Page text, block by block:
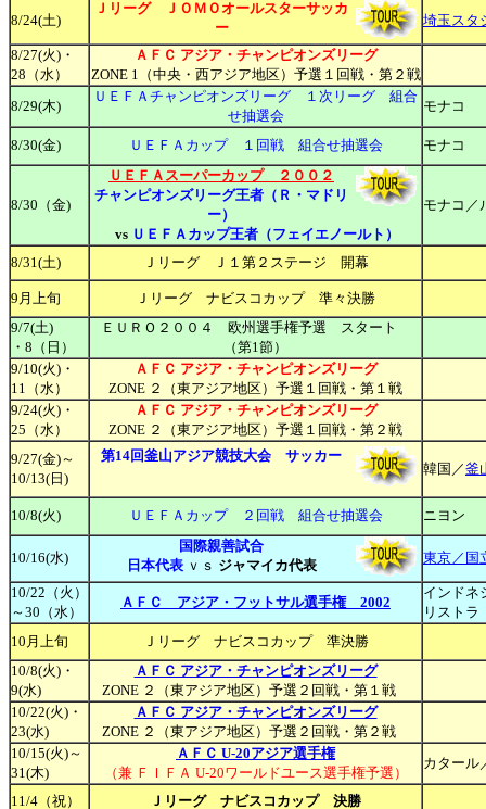
8/24(土)
Ｊリーグ ＪＯＭＯオールスターサッカ
ー
埼玉スタ
8/27(火)・
28（水）
ＡＦＣ アジア・チャンピオンズリーグ
ZONE 1（中央・西アジア地区）予選１回戦・第２戦
8/29(木)
ＵＥＦＡチャンピオンズリーグ １次リーグ 組合
せ抽選会
モナコ
8/30(金) ＵＥＦＡカップ １回戦 組合せ抽選会 モナコ
8/30（金)
ＵＥＦＡ スーパーカップ ２００２
チャンピオンズリーグ王者（Ｒ・マドリ
ー）
vs ＵＥＦＡカップ王者（フェイエノールト）
モナコ／
8/31(土) Ｊリーグ Ｊ１第２ステージ 開幕
9月上旬
Ｊリーグ ナビスコカップ 準々決勝
9/7(土)
・8（日）
ＥＵＲＯ２００４ 欧州選手権予選 スタート
（第1節）
9/10(火)・
11（水）
ＡＦＣ アジア・チャンピオンズリーグ
ZONE ２（東アジア地区）予選１回戦・第１戦
9/24(火)・
25（水）
ＡＦＣ アジア・チャンピオンズリーグ
ZONE ２（東アジア地区）予選１回戦・第２戦
9/27(金)～
10/13(日)
第14回釜山アジア競技大会 サッカー
韓国／釜
10/8(火) ＵＥＦＡカップ ２回戦 組合せ抽選会 ニヨン
10/16(水)
国際親善試合
日本代表 ｖｓ ジャマイカ代表 東京／国
10/22（火）
～30（水）
ＡＦＣ アジア・フットサル選手権 2002
インドネ
リスト
10月上旬
Ｊリーグ ナビスコカップ 準決勝
10/8(火)・
9(水)
ＡＦＣ アジア・チャンピオンズリーグ
ZONE ２（東アジア地区）予選２回戦・第１戦
10/22(火)・
23(水)
ＡＦＣ アジア・チャンピオンズリーグ
ZONE ２（東アジア地区）予選２回戦・第２戦
10/15(火)～
31(木)
ＡＦＣ U-20アジア選手権
（兼 ＦＩＦＡ U-20ワールドユース選手権予選）
カタール
11/4（祝）
Ｊリーグ ナビスコカップ 決勝